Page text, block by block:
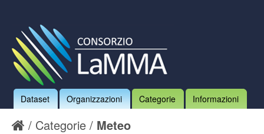
Dataset Organizzazioni Categorie Informazioni
Categorie Meteo